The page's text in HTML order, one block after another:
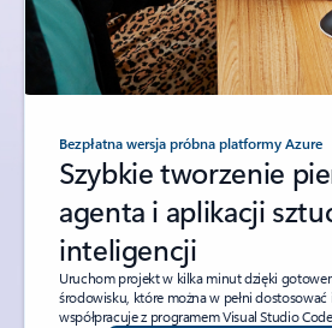
Bezpłatna wersja próbna platformy Azure
Szybkie tworzenie
agenta i aplikacji
inteligencji
Uruchom projekt w kilka minut dzięki
środowisku, które można w pełni
współpracuje z programem Visual Studio